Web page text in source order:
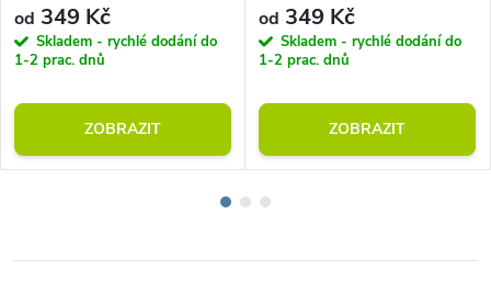
od 349 Kč
Skladem - rychlé dodání do
1-2 prac. dnů
ZOBRAZIT
od 349 Kč
Skladem - rychlé dodání do
1-2 prac. dnů
ZOBRAZIT